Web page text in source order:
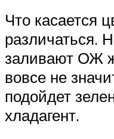
Что касается
различаться.
заливают ОЖ
вовсе не
подойдет
хладагент.